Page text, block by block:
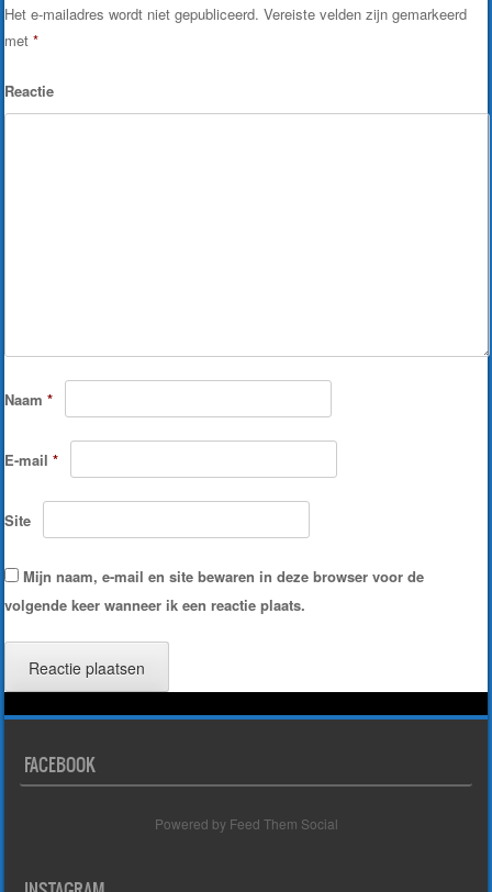
Het e-mailadres wordt niet gepubliceerd. Vereiste velden zijn gemarkeerd
met*
Reactie
Naam*
E-mail*
Site
Mijn naam, e-mail en site bewaren in deze browser voor de
volgende keer wanneer ik een reactie plaats.
FACEBOOK
Powered by Feed Them Social